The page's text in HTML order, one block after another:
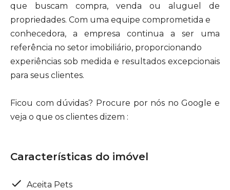
que buscam compra, venda ou aluguel de
propriedades. Com uma equipe comprometida e
conhecedora, a empresa continua a ser uma
referência no setor imobiliário, proporcionando
experiências sob medida e resultados excepcionais
para seus clientes.
Ficou com dúvidas? Procure por nós no Google e
veja o que os clientes dizem :
Características do imóvel
Aceita Pets